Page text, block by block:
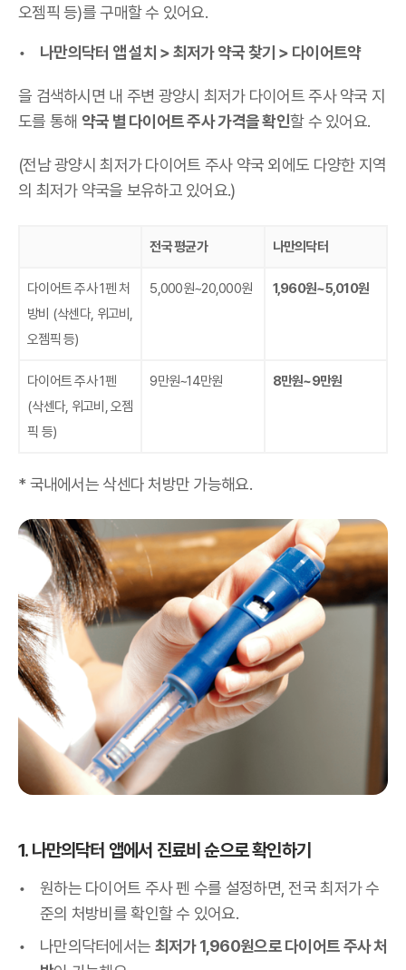
오젬픽 등)를 구매할 수 있어요.
나만의닥터 앱 설치 > 최저가 약국 찾기 > 다이어트약
을 검색하시면 내 주변 광양시 최저가 다이어트 주사 약국 지
도를 통해 약국 별 다이어트 주사 가격을 확인할 수 있어요.
(전남 광양시 최저가 다이어트 주사 약국 외에도 다양한 지역
의 최저가 약국을 보유하고 있어요.)
전국 평균가 나만의닥터
다이어트 주사 1펜 처
방비 (삭센다, 위고비,
오젬픽 등)
5,000원~20,000원 1,960원~5,010원
다이어트 주사 1펜
(삭센다, 위고비, 오젬
픽 등)
9만원~14만원 8만원~9만원
* 국내에서는 삭센다 처방만 가능해요.
1. 나만의닥터 앱에서 진료비 순으로 확인하기
원하는 다이어트 주사 펜 수를 설정하면, 전국 최저가 수
준의 처방비를 확인할 수 있어요.
나만의닥터에서는 최저가 1,960원으로 다이어트 주사 처